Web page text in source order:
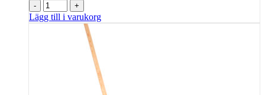
- +
Lägg till i varukorg